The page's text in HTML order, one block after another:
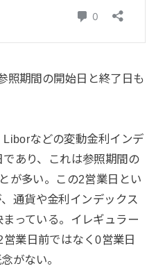
照期間の開始日と終了日も
などの変動金利インデ
あり、これは参照期間の
が多い。この2営業日とい
通貨や金利インデックス
っている。イレギュラー
業日前ではなく0営業日
がない。